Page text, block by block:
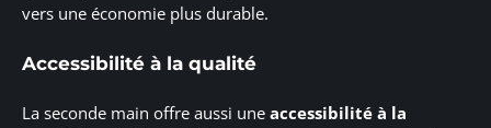
vers une économie plus durable.
Accessibilité à la qualité
La seconde main offre aussi une accessibilité à la